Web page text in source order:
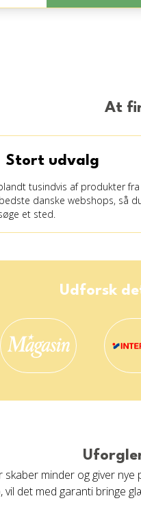
At
Stort udvalg
tusindvis af produkter fra
danske webshops, så
et sted.
Udforsk
skaber minder og giver
vil det med garanti bringe